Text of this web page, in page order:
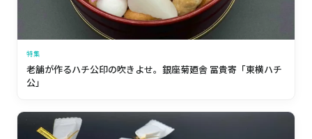
特集
老舗が作るハチ公印の吹きよせ。銀座菊廼舎 冨貴寄「東横ハチ
公」